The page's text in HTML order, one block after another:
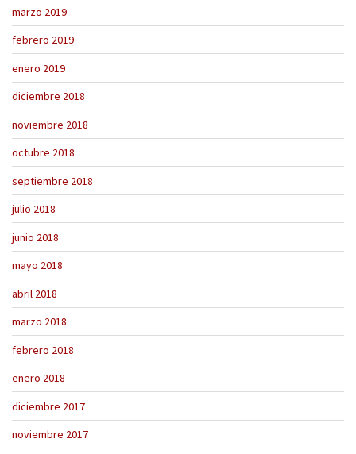
marzo 2019
febrero 2019
enero 2019
diciembre 2018
noviembre 2018
octubre 2018
septiembre 2018
julio 2018
junio 2018
mayo 2018
abril 2018
marzo 2018
febrero 2018
enero 2018
diciembre 2017
noviembre 2017